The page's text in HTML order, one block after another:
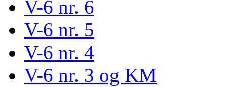
V-6 nr. 6
V-6 nr. 5
V-6 nr. 4
V-6 nr. 3 og KM